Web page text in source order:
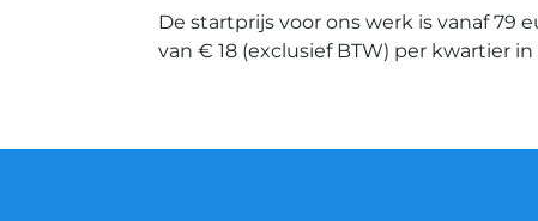
De startprijs voor ons werk is vanaf 79
van € 18 (exclusief BTW) per kwartier